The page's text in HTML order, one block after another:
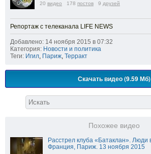
20 видео 178 постов 9 друзей
Репортаж с телеканала LIFE NEWS
Добавлено: 14 ноября 2015 в 07:32
Категория: Новости и политика
Теги: Игил, Париж, Терракт
Скачать видео (9.59 Мб)
Похожее видео
Расстрел клуба «Батаклан». Люди
Франция, Париж. 13 ноября 2015